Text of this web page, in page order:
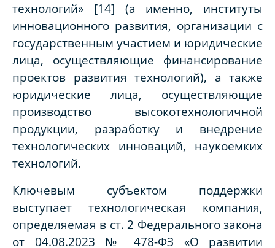
технологий» [14] (а именно, институты
инновационного развития, организации с
государственным участием и юридические
лица, осуществляющие финансирование
проектов развития технологий), а также
юридические лица, осуществляющие
производство высокотехнологичной
продукции, разработку и внедрение
технологических инноваций, наукоемких
технологий.
Ключевым субъектом поддержки
выступает технологическая компания,
определяемая в ст. 2 Федерального закона
от 04.08.2023 № 478-ФЗ «О развитии